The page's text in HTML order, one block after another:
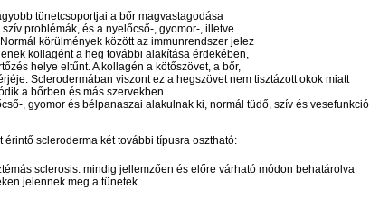
tünetcsoportjai a bőr magvastagodása
problémák, és a nyelőcső-, gyomor-, illetve
körülmények között az immunrendszer jelez
kollagént a heg további alakítása érdekében,
helye eltűnt. A kollagén a kötőszövet, a bőr,
Sclerodermában viszont ez a hegszövet nem tisztázott okok miatt
a bőrben és más szervekben.
, gyomor és bélpanaszai alakulnak ki, normál tüdő, szív és vesefunkció
érintő scleroderma két további típusra osztható:
sclerosis: mindig jellemzően és előre várható módon behatárolva
jelennek meg a tünetek.